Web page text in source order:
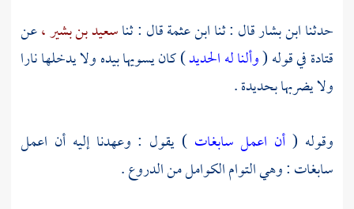
حدثناابن بشارقال : ثناابن عثمةقال : ثناسعيد بن بشير ،عن
قتادةفي قوله (وألنا له الحديد) كان يسويها بيده ولا يدخلها نارا
ولا يضربها بحديدة .
وقوله ( أن اعمل سابغات) يقول : وعهدنا إليه أن اعمل
سابغات : وهي التوام الكوامل من الدروع .